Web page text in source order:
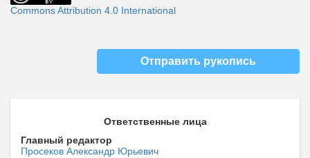
Commons Attribution 4.0 International
Отправить рукопись
Ответственные лица
Главный редактор
Просеков Александр Юрьевич